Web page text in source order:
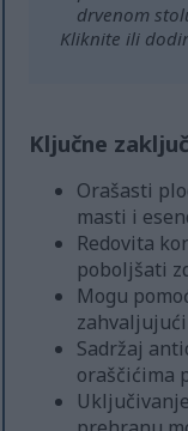
drvenom
Kliknite ili
Ključne
Orašasti
masti i
Redovita
poboljšati
Mogu
Sadržaj
oraščićima